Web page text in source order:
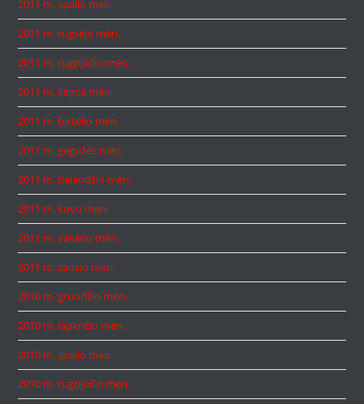
2011 m. spalio mėn.
2011 m. rugsėjo mėn.
2011 m. rugpjūčio mėn.
2011 m. liepos mėn.
2011 m. birželio mėn.
2011 m. gegužės mėn.
2011 m. balandžio mėn.
2011 m. kovo mėn.
2011 m. vasario mėn.
2011 m. sausio mėn.
2010 m. gruodžio mėn.
2010 m. lapkričio mėn.
2010 m. spalio mėn.
2010 m. rugpjūčio mėn.